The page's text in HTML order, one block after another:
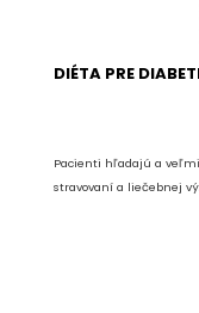
DIÉTA PRE
Pacienti hľadajú a
stravovaní a liečebnej